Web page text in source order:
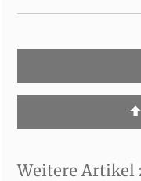
Weitere Artikel